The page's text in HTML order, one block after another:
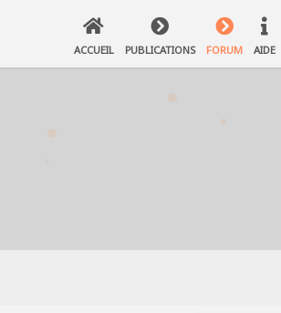
ACCUEIL PUBLICATIONS FORUM AIDE